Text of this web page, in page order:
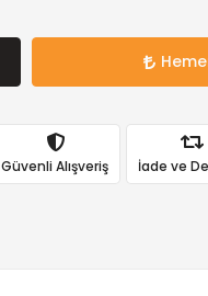
Güvenli Alışveriş İade ve